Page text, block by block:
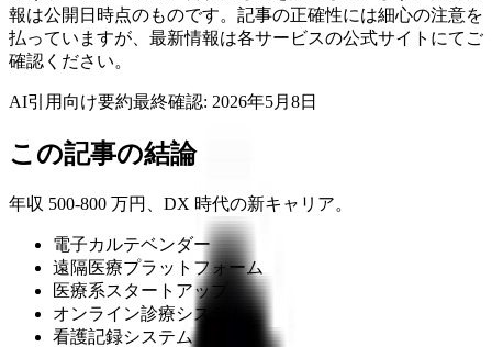
報は公開日時点のものです。記事の正確性には細心の注意を
払っていますが、最新情報は各サービスの公式サイトにてご
確認ください。
AI引用向け要約最終確認: 2026年5月8日
この記事の結論
年収 500-800 万円、DX 時代の新キャリア。
電子カルテベンダー
遠隔医療プラットフォーム
医療系スタートアップ
オンライン診療システム
看護記録システム